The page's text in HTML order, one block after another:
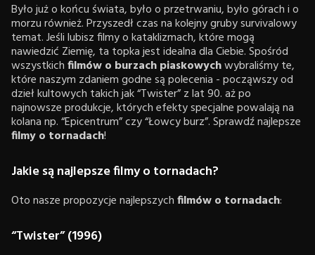
Było już o końcu świata, było o przetrwaniu, było górach i o
morzu również. Przyszedł czas na kolejny gruby survivalowy
temat. Jeśli lubisz filmy o kataklizmach, które mogą
nawiedzić Ziemię, ta topka jest idealna dla Ciebie. Spośród
wszystkichfilmów o burzach piaskowychwybraliśmy te,
które naszym zdaniem godne są polecenia - począwszy od
dzieł kultowych takich jak “Twister” z lat 90. aż po
najnowsze produkcje, których efekty specjalne powalają na
kolana np. “Epicentrum” czy “Łowcy burz”. Sprawdź najlepsze
filmy o tornadach!
Jakie są najlepsze filmy o tornadach?
Oto nasze propozycje najlepszychfilmów o tornadach:
“Twister” (1996)